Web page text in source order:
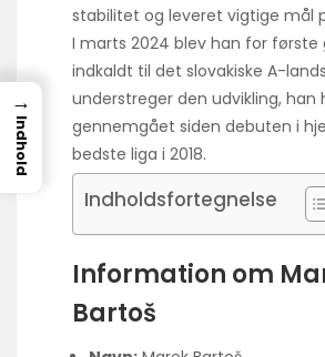
stabilitet og leveret vigtige mål
I marts 2024 blev han for første
indkaldt til det slovakiske A-
understreger den udvikling, han
gennemgået siden debuten i
bedste liga i 2018.
Indholdsfortegnelse
Information om
Bartoš
→
Indhold